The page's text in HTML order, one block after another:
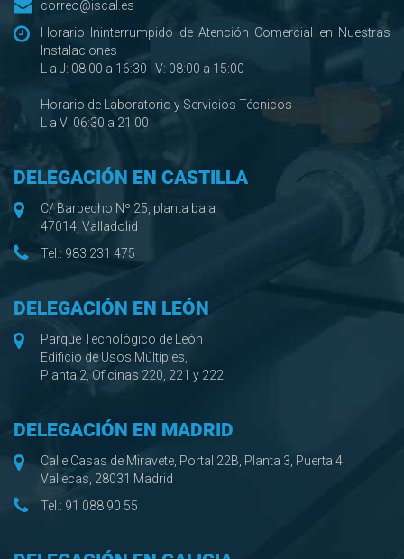
correo@iscal.es
Horario Ininterrumpido de Atención Comercial en Nuestras
Instalaciones
L a J: 08:00 a 16:30 · V: 08:00 a 15:00
Horario de Laboratorio y Servicios Técnicos
L a V: 06:30 a 21:00
DELEGACIÓN EN CASTILLA
C/ Barbecho Nº 25, planta baja
47014, Valladolid
Tel.: 983 231 475
DELEGACIÓN EN LEÓN
Parque Tecnológico de León
Edificio de Usos Múltiples,
Planta 2, Oficinas 220, 221 y 222
DELEGACIÓN EN MADRID
Calle Casas de Miravete, Portal 22B, Planta 3, Puerta 4
Vallecas, 28031 Madrid
Tel.: 91 088 90 55